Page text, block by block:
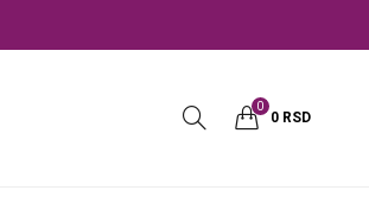
0
0 RSD